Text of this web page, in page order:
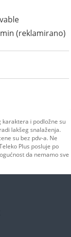
(reklamirano)
i podložne su
lakšeg snalaženja.
su bez pdv-a. Ne
Plus posluje po
da nemamo sve